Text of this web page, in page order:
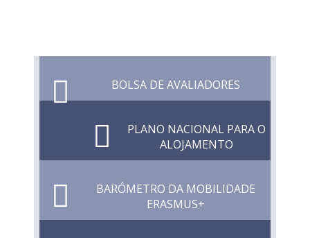
BOLSA DE AVALIADORES
PLANO NACIONAL PARA O
ALOJAMENTO
BARÓMETRO DA MOBILIDADE
ERASMUS+